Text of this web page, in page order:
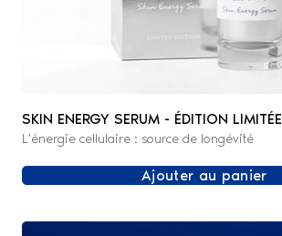
SKIN ENERGY SERUM - ÉDITION LIMITÉE
L'énergie cellulaire : source de longévité
Ajouter au panier